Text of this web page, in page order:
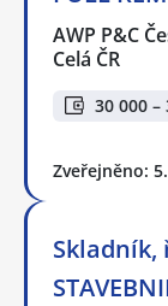
AWP P&C
Celá ČR
30 000 –
Zveřejněno:
Skladník,